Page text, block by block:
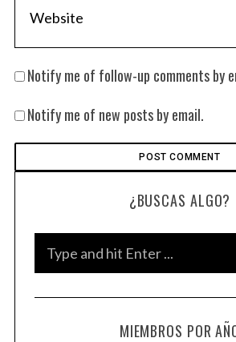
Notify me of follow-up comments by
Notify me of new posts by email.
¿BUSCAS ALGO?
MIEMBROS POR